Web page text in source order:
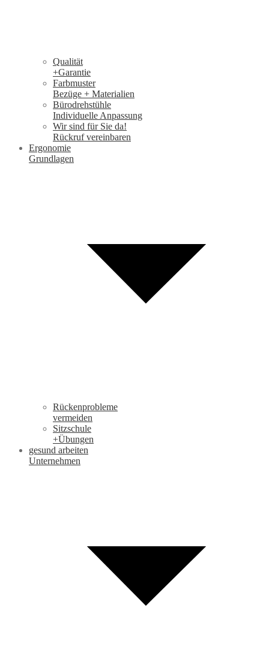
Qualität
+Garantie
Farbmuster
Bezüge + Materialien
Bürodrehstühle
Individuelle Anpassung
Wir sind für Sie da!
Rückruf vereinbaren
Ergonomie
Grundlagen
Rückenprobleme
vermeiden
Sitzschule
+Übungen
gesund arbeiten
Unternehmen